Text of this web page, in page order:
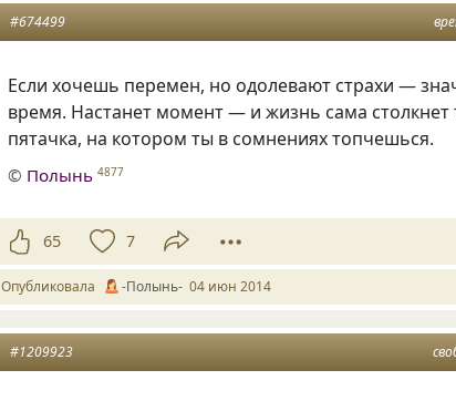
#674499
Если хочешь перемен, но одолевают страхи —
время. Настанет момент — и жизнь сама столкнет
пятачка, на котором ты в сомнениях топчешься.
© Полынь 4877
65 7
Опубликовала -Полынь- 04 июн 2014
#1209923